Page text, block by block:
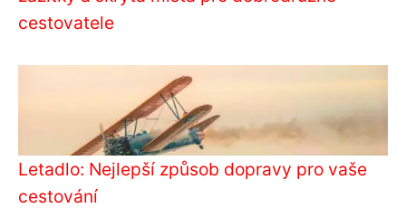
cestovatele
Letadlo: Nejlepší způsob dopravy pro vaše
cestování